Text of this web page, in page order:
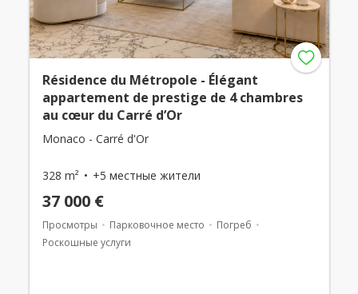
Résidence du Métropole - Élégant
appartement de prestige de 4 chambres
au cœur du Carré d’Or
Monaco - Carré d'Or
328 m² +5 местные жители
37 000 €
Просмотры Парковочное место
Погреб
Роскошные услуги